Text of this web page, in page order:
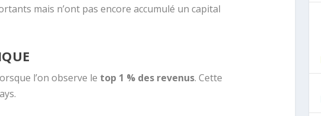
mais n’ont pas encore accumulé un capital
l’on observe le top 1 % des revenus. Cette